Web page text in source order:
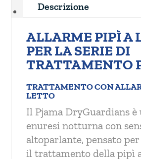
Descrizione
ALLARME PIPÌ A
PER LA SERIE DI
TRATTAMENTO
TRATTAMENTO CON
LETTO
Il Pjama DryGuardians
enuresi notturna con
altoparlante, pensato
il trattamento della pipì